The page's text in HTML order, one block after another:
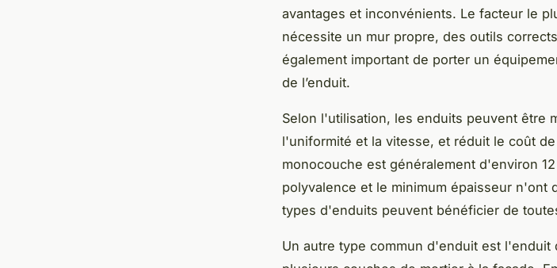
avantages et inconvénients. Le facteur le
nécessite un mur propre, des outils
également important de porter un
de l’enduit.
Selon l'utilisation, les enduits peuvent être
l'uniformité et la vitesse, et réduit le coût
monocouche est généralement d'environ
polyvalence et le minimum épaisseur n'ont
types d'enduits peuvent bénéficier de
Un autre type commun d'enduit est